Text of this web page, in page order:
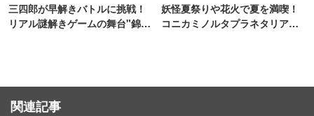
三四郎が早解きバトルに挑戦！
リアル謎解きゲームの舞台"錦糸
妖怪夏祭りや花火で夏を満喫！
コニカミノルタプラネタリア
関連記事